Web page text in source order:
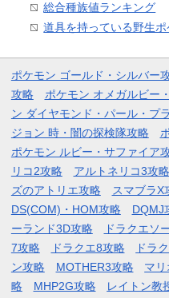
総合種族値ランキング
道具を持っている野生ポ
ポケモン ゴールド・シルバー
攻略
ポケモン オメガルビー
ン ダイヤモンド・パール・プ
ジョン 時・闇の探検隊攻略
ポケモン ルビー・サファイア
リコ2攻略
アルトネリコ3攻略
ズのアトリエ攻略
スマブラX
DS(COM)・HOM攻略
DQMJ
ーランド3D攻略
ドラクエソ
7攻略
ドラクエ8攻略 ドラ
ン攻略
MOTHER3攻略 マ
略
MHP2G攻略 レイトン教